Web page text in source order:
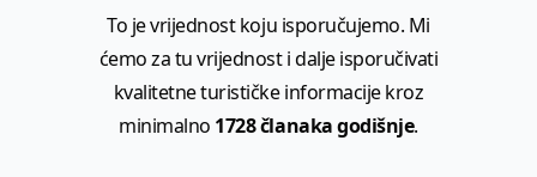
To je vrijednost koju isporučujemo. Mi
ćemo za tu vrijednost i dalje isporučivati
kvalitetne turističke informacije kroz
minimalno 1728 članaka godišnje.